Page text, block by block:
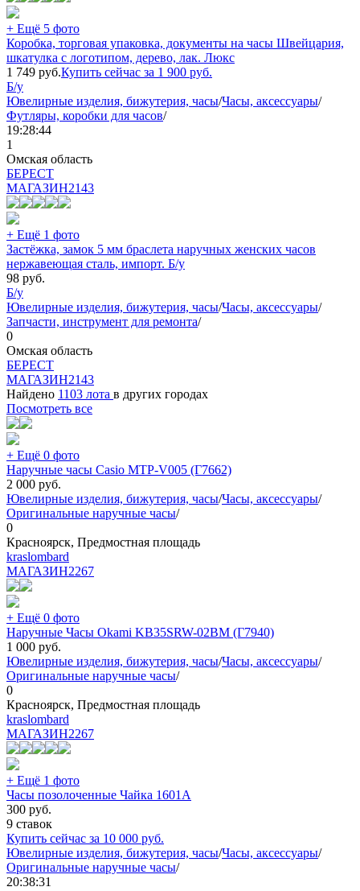
+ Ещё 5 фото
Коробка, торговая упаковка, документы на часы Швейцария,
шкатулка с логотипом, дерево, лак. Люкс
1 749 руб.Купить сейчас за 1 900 руб.
Б/у
Ювелирные изделия, бижутерия, часы/Часы, аксессуары/
Футляры, коробки для часов/
19:28:44
1
Омская область
БEPECT
МАГАЗИН2143
+ Ещё 1 фото
Застёжка, замок 5 мм браслета наручных женских часов
нержавеющая сталь, импорт. Б/у
98 руб.
Б/у
Ювелирные изделия, бижутерия, часы/Часы, аксессуары/
Запчасти, инструмент для ремонта/
0
Омская область
БEPECT
МАГАЗИН2143
Найдено 1103 лота в других городах
Посмотреть все
+ Ещё 0 фото
Наручные часы Casio MTP-V005 (Г7662)
2 000 руб.
Ювелирные изделия, бижутерия, часы/Часы, аксессуары/
Оригинальные наручные часы/
0
Красноярск, Предмостная площадь
kraslombard
МАГАЗИН2267
+ Ещё 0 фото
Наручные Часы Okami KB35SRW-02BM (Г7940)
1 000 руб.
Ювелирные изделия, бижутерия, часы/Часы, аксессуары/
Оригинальные наручные часы/
0
Красноярск, Предмостная площадь
kraslombard
МАГАЗИН2267
+ Ещё 1 фото
Часы позолоченные Чайка 1601А
300 руб.
9 ставок
Купить сейчас за 10 000 руб.
Ювелирные изделия, бижутерия, часы/Часы, аксессуары/
Оригинальные наручные часы/
20:38:31